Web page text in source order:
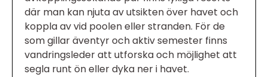
där man kan njuta av utsikten över havet och
koppla av vid poolen eller stranden. För de
som gillar äventyr och aktiv semester finns
vandringsleder att utforska och möjlighet att
segla runt ön eller dyka ner i havet.